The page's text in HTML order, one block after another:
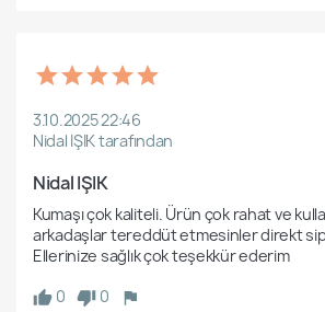
3.10.2025 22:46
Nidal IŞIK tarafından
Nidal IŞIK
Kumaşı çok kaliteli. Ürün çok rahat ve
arkadaşlar tereddüt etmesinler direkt
Ellerinize sağlık çok teşekkür ederim
0
0